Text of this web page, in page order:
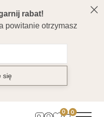
0 0